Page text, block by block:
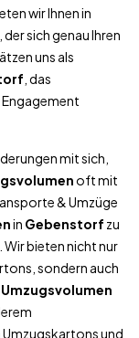
wir Ihnen in
sich genau Ihren
uns als
, das
mit sich,
oft mit
& Umzüge
in Gebenstorf zu
bieten nicht nur
sondern auch
Umzugsvolumen
und